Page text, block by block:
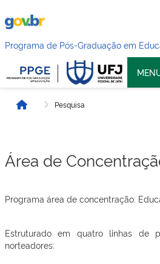
Programa de Pós-Graduação em
Início Pesquisa
Área de
Programa área de concentração:
Estruturado em quatro linhas de
norteadores: